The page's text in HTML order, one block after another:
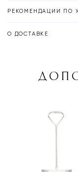
РЕКОМЕНДАЦИИ ПО
О ДОСТАВКЕ